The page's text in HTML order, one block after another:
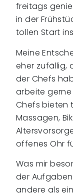
freitags
in der
tollen Start
Meine
eher zufällig,
der Chefs
arbeite gerne
Chefs bieten
Massagen,
offenes Ohr
Was mir
der
andere als